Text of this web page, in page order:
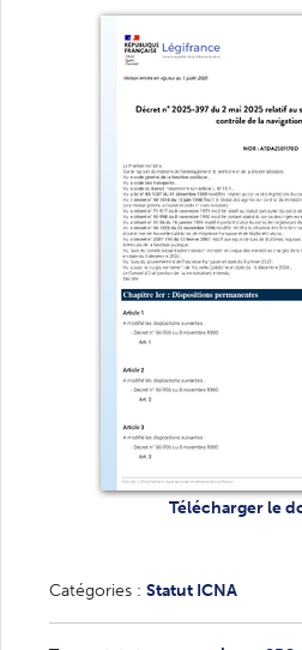
Télécharger le
Catégories : Statut ICNA